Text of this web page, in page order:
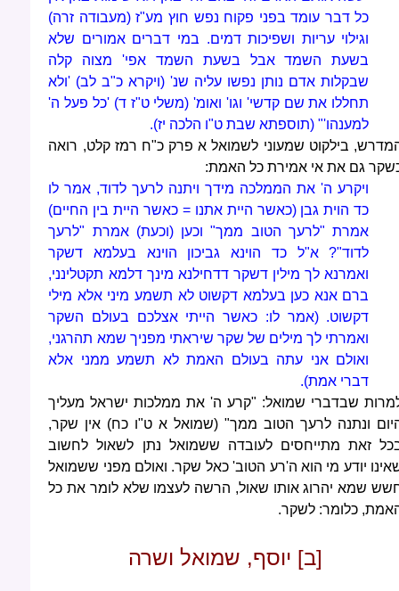
כל דבר עומד בפני פקוח נפש חוץ מע"ז (מעבודה זרה)
וגילוי עריות ושפיכות דמים. במי דברים אמורים שלא
בשעת השמד אבל בשעת השמד אפי' מצוה קלה
שבקלות אדם נותן נפשו עליה שנ' (ויקרא כ"ב לב) 'ולא
תחללו את שם קדשי' וגו' ואומ' (משלי ט"ז ד) 'כל פעל ה'
למענהו'" (תוספתא שבת ט"ו הלכה יז).
בילקוט שמעוני לשמואל א פרק כ"ח רמז קלט, רואה
גם את אי אמירת כל האמת:
ויקרע ה' את הממלכה מידך ויתנה לרעך לדוד, אמר לו
כד הוית גבן (כאשר היית אתנו = כאשר היית בין החיים)
אמרת "לרעך הטוב ממך" וכען (וכעת) אמרת "לרעך
לדוד"? א"ל כד הוינא גביכון הוינא בעלמא דשקר
ואמרנא לך מילין דשקר דדחילנא מינך דלמא תקטלינני,
ברם אנא כען בעלמא דקשוט לא תשמע מיני אלא מילי
דקשוט. (אמר לו: כאשר הייתי אצלכם בעולם השקר
ואמרתי לך מילים של שקר שיראתי מפניך שמא תהרגני,
ואולם אני עתה בעולם האמת לא תשמע ממני אלא
דברי אמת).
שבדברי שמואל: "קרע ה' את ממלכות ישראל מעליך
ונתנה לרעך הטוב ממך" (שמואל א ט"ו כח) אין שקר,
זאת מתייחסים לעובדה ששמואל נתן לשאול לחשוב
יודע מי הוא ה'רע הטוב' כאל שקר. ואולם מפני ששמואל
שמא יהרוג אותו שאול, הרשה לעצמו שלא לומר את כל
כלומר: לשקר.
[ב] יוסף, שמואל ושרה